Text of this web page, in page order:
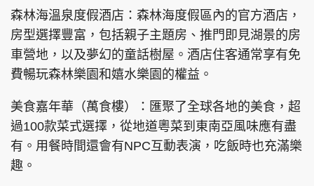
森林海溫泉度假酒店：森林海度假區內的官方酒店，
房型選擇豐富，包括親子主題房、推門即見湖景的房
車營地，以及夢幻的童話樹屋。酒店住客通常享有免
費暢玩森林樂園和嬉水樂園的權益。
美食嘉年華（萬食樓）：匯聚了全球各地的美食，超
過100款菜式選擇，從地道粵菜到東南亞風味應有盡
有。用餐時間還會有NPC互動表演，吃飯時也充滿樂
趣。